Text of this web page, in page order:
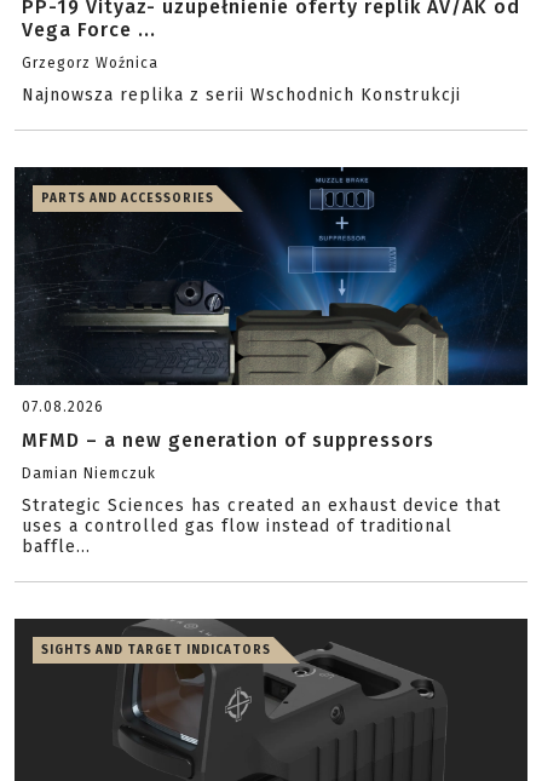
PP-19 Vityaz- uzupełnienie oferty replik AV/AK od
Vega Force ...
Grzegorz Woźnica
Najnowsza replika z serii Wschodnich Konstrukcji
PARTS AND ACCESSORIES
07.08.2026
MFMD – a new generation of suppressors
Damian Niemczuk
Strategic Sciences has created an exhaust device that
uses a controlled gas flow instead of traditional
baffle...
SIGHTS AND TARGET INDICATORS